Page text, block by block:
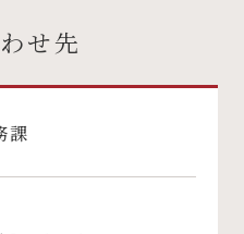
せ先
課